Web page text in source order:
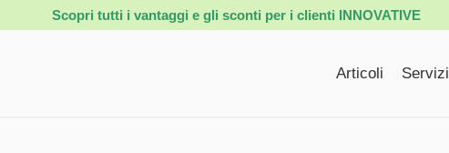
Scopri tutti i vantaggi e gli sconti per i clienti INNOVATIVE
Articoli Servizi